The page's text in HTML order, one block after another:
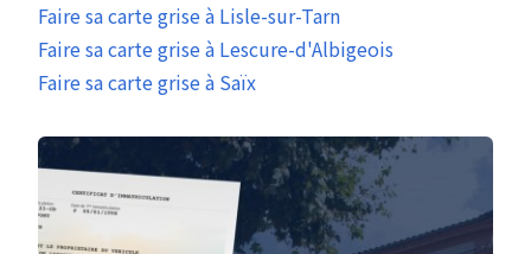
Faire sa carte grise à Lisle-sur-Tarn
Faire sa carte grise à Lescure-d'Albigeois
Faire sa carte grise à Saïx